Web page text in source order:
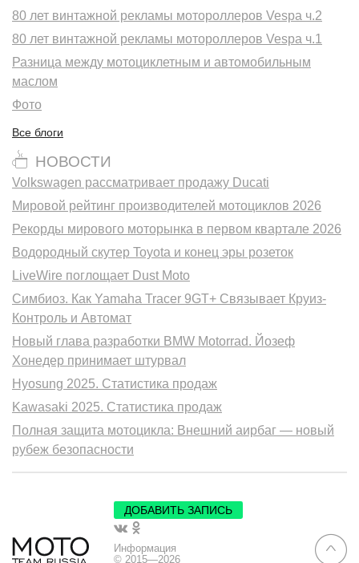
80 лет винтажной рекламы мотороллеров Vespa ч.2
80 лет винтажной рекламы мотороллеров Vespa ч.1
Разница между мотоциклетным и автомобильным
маслом
Фото
Все блоги
НОВОСТИ
Volkswagen рассматривает продажу Ducati
Мировой рейтинг производителей мотоциклов 2026
Рекорды мирового моторынка в первом квартале 2026
Водородный скутер Toyota и конец эры розеток
LiveWire поглощает Dust Moto
Симбиоз. Как Yamaha Tracer 9GT+ Связывает Круиз-
Контроль и Автомат
Новый глава разработки BMW Motorrad. Йозеф
Хонедер принимает штурвал
Hyosung 2025. Статистика продаж
Kawasaki 2025. Статистика продаж
Полная защита мотоцикла: Внешний аирбаг — новый
рубеж безопасности
ДОБАВИТЬ ЗАПИСЬ
Информация
© 2015—2026